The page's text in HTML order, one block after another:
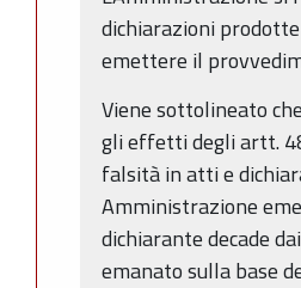
dichiarazioni
emettere il
Viene sottolineato
gli effetti degli artt.
falsità in atti e
Amministrazione
dichiarante decade
emanato sulla base